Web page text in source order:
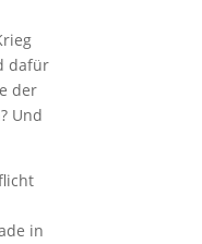
dafür
der
Und
in